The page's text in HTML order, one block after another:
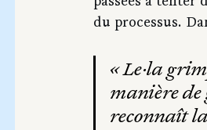
du processus.
« Le·la
manière de
reconnaît